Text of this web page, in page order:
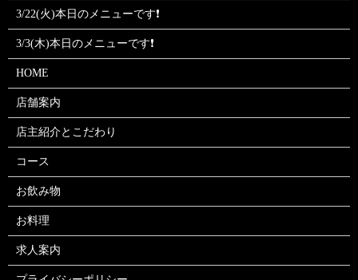
3/22(火)本日のメニューです❗
3/3(木)本日のメニューです❗
HOME
店舗案内
店主紹介とこだわり
コース
お飲み物
お料理
求人案内